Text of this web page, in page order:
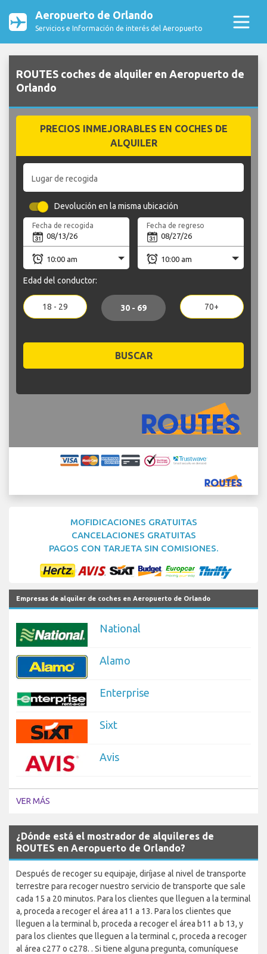
Aeropuerto de Orlando
Servicios e Información de interés del Aeropuerto
ROUTES coches de alquiler en Aeropuerto de
Orlando
PRECIOS INMEJORABLES EN COCHES DE
ALQUILER
Lugar de recogida
Devolución en la misma ubicación
Fecha de recogida Fecha de regreso
Edad del conductor:
18 - 29 30 - 69 70+
BUSCAR
MOFIDICACIONES GRATUITAS
CANCELACIONES GRATUITAS
PAGOS CON TARJETA SIN COMISIONES.
Empresas de alquiler de coches en Aeropuerto de Orlando
National
Alamo
Enterprise
Sixt
Avis
VER MÁS
¿Dónde está el mostrador de alquileres de
ROUTES en Aeropuerto de Orlando?
Después de recoger su equipaje, diríjase al nivel de transporte
terrestre para recoger nuestro servicio de transporte que sale
cada 15 a 20 minutos. Para los clientes que lleguen a la terminal
a, proceda a recoger el área a11 a 13. Para los clientes que
lleguen a la terminal b, proceda a recoger el área b11 a b 13, y
para los clientes que lleguen a la terminal c, proceda a recoger
al área c277 o c278. . Si tiene alguna pregunta, comuníquese